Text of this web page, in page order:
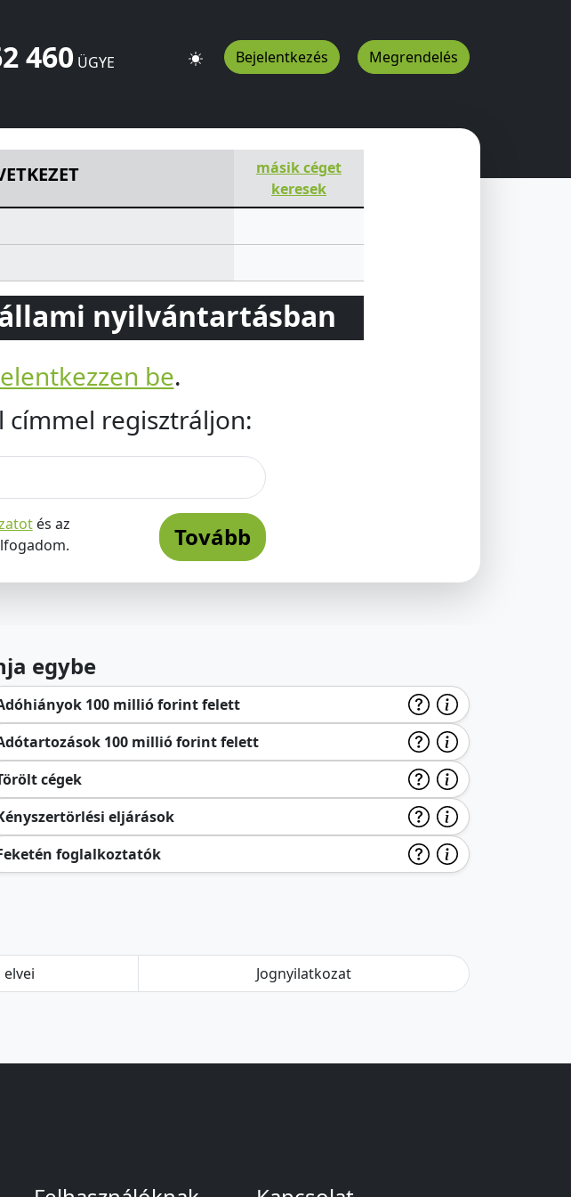
460ÜGYE Bejelentkezés Megrendelés
másik céget
keresek
nyilvántartásban
be.
címmel regisztráljon:
és az
Tovább
egybe
100 millió forint felett
100 millió forint felett
cégek
eljárások
foglalkoztatók
Jognyilatkozat